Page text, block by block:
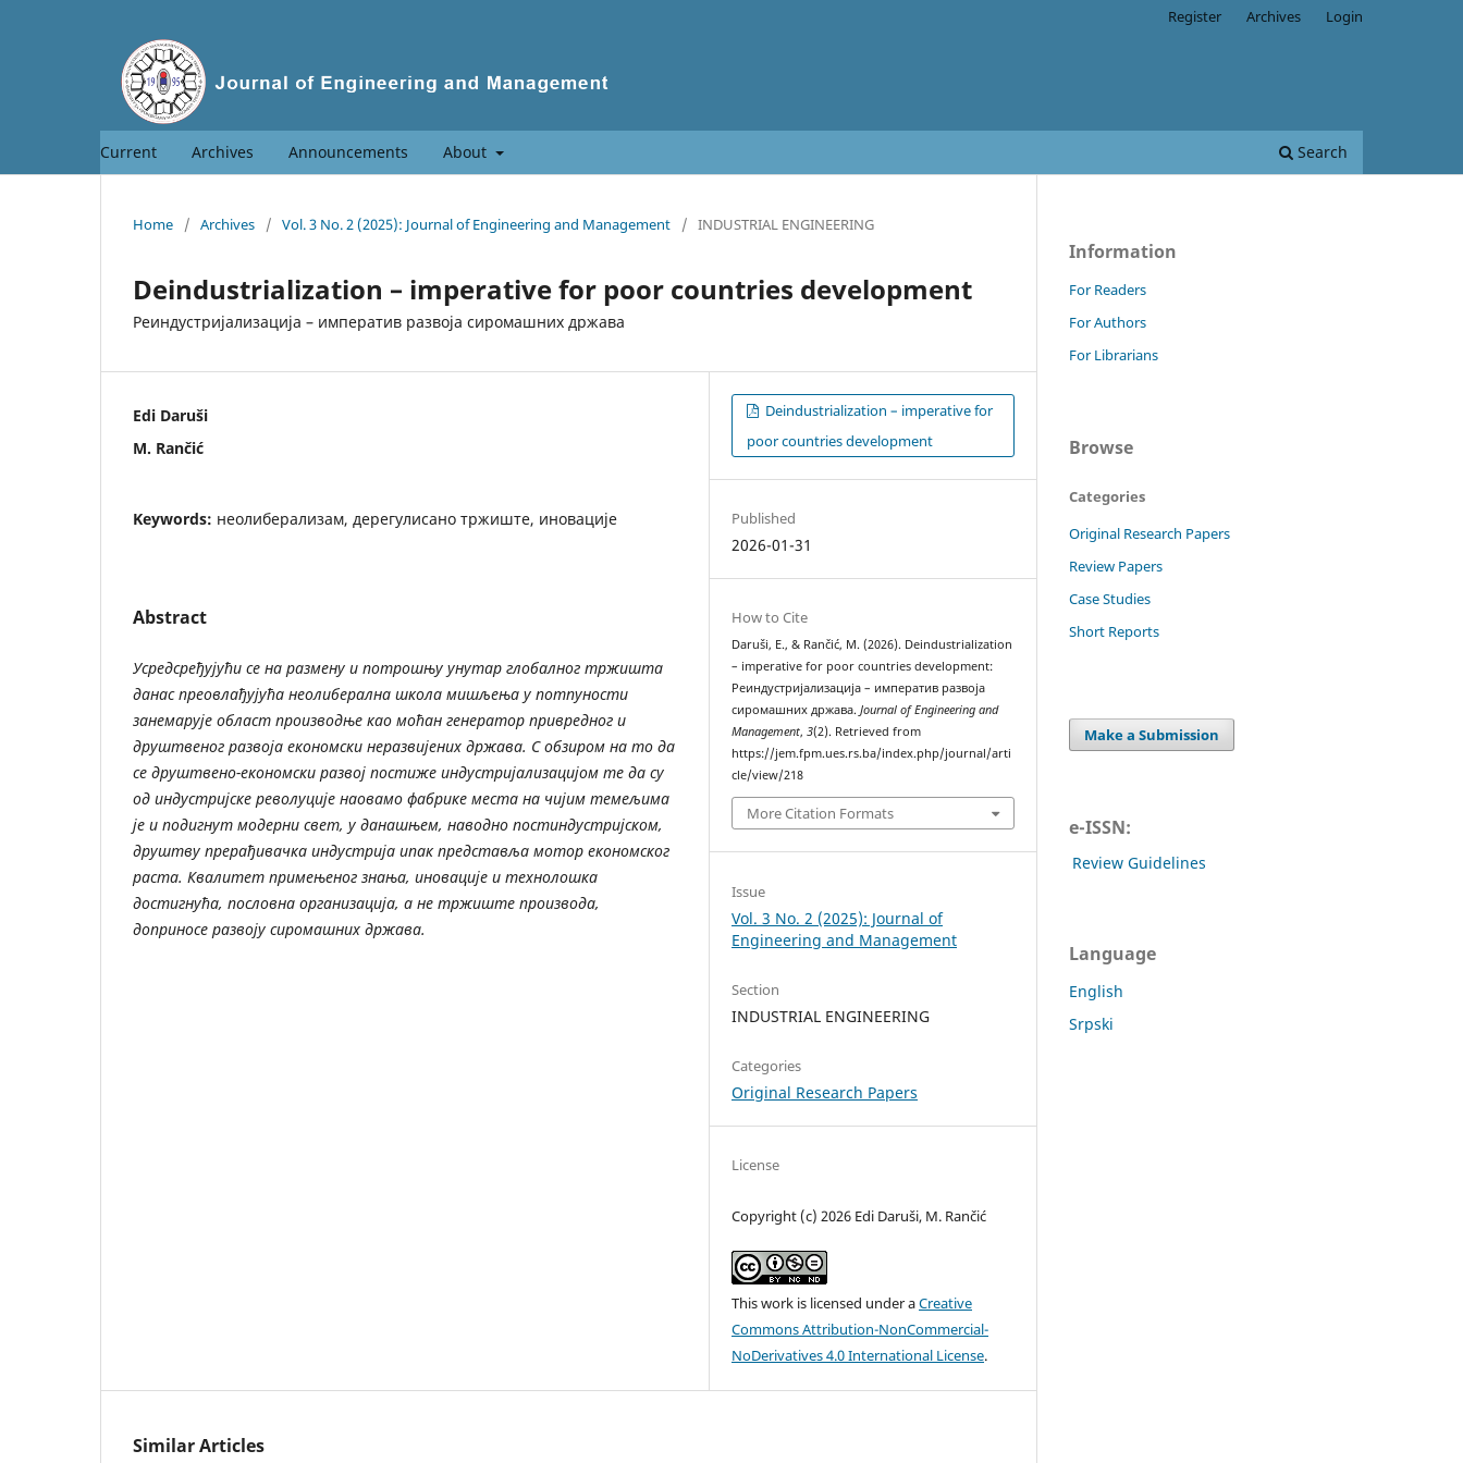
Current Archives Announcements About Search
Register Archives Login
Home / Archives / Vol. 3 No. 2 (2025): Journal of Engineering and Management / INDUSTRIAL ENGINEERING
Deindustrialization – imperative for poor countries development
Реиндустријализација – императив развоја сиромашних држава
Edi Daruši
M. Rančić
Keywords: неолиберализам, дерегулисано тржиште, иновације
Abstract
Усредсређујући се на размену и потрошњу унутар глобалног тржишта
данас преовлађујућа неолиберална школа мишљења у потпуности
занемарује област производње као моћан генератор привредног и
друштвеног развоја економски неразвијених држава. С обзиром на то да
се друштвено-економски развој постиже индустријализацијом те да су
од индустријске револуције наовамо фабрике места на чијим темељима
је и подигнут модерни свет, у данашњем, наводно постиндустријском,
друштву прерађивачка индустрија ипак представља мотор економског
раста. Квалитет примењеног знања, иновације и технолошка
достигнућа, пословна организација, а не тржиште производа,
доприносе развоју сиромашних држава.
Deindustrialization – imperative for
poor countries development
Published
2026-01-31
How to Cite
Daruši, E., & Rančić, M. (2026). Deindustrialization
– imperative for poor countries development:
Реиндустријализација – императив развоја
сиромашних држава.Journal of Engineering and
Management,3(2). Retrieved from
https://jem.fpm.ues.rs.ba/index.php/journal/arti
cle/view/218
More Citation Formats
Issue
Vol. 3 No. 2 (2025): Journal of
Engineering and Management
Section
INDUSTRIAL ENGINEERING
Categories
Original Research Papers
License
Copyright (c) 2026 Edi Daruši, M. Rančić
This work is licensed under aCreative
Commons Attribution-NonCommercial-
NoDerivatives 4.0 International License.
Similar Articles
Information
For Readers
For Authors
For Librarians
Browse
Categories
Original Research Papers
Review Papers
Case Studies
Short Reports
Make a Submission
e-ISSN:
Review Guidelines
Language
English
Srpski